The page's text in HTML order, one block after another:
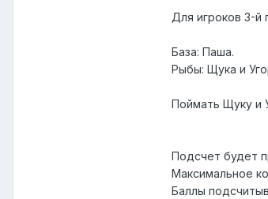
Для игроков 3-й
База: Паша.
Рыбы: Щука и
Поймать Щуку и
Подсчет будет
Максимальное
Баллы